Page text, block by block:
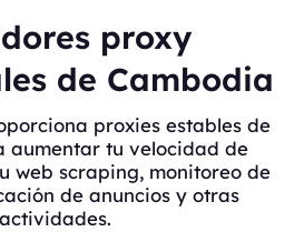
proxy
de Cambodia
proxies estables de
aumentar tu velocidad de
web scraping, monitoreo de
de anuncios y otras
actividades.